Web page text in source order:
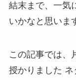
結末まで、一気
いかなと思いま
この記事では、
授かりました ネ